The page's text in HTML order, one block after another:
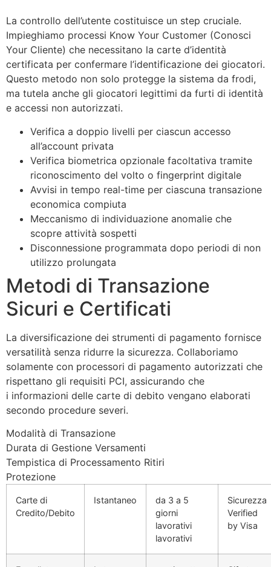
La controllo dell’utente costituisce un step cruciale.
Impieghiamo processi Know Your Customer (Conosci
Your Cliente) che necessitano la carte d’identità
certificata per confermare l’identificazione dei giocatori.
Questo metodo non solo protegge la sistema da frodi,
ma tutela anche gli giocatori legittimi da furti di identità
e accessi non autorizzati.
Verifica a doppio livelli per ciascun accesso
all’account privata
Verifica biometrica opzionale facoltativa tramite
riconoscimento del volto o fingerprint digitale
Avvisi in tempo real-time per ciascuna transazione
economica compiuta
Meccanismo di individuazione anomalie che
scopre attività sospetti
Disconnessione programmata dopo periodi di non
utilizzo prolungata
Metodi di Transazione
Sicuri e Certificati
La diversificazione dei strumenti di pagamento fornisce
versatilità senza ridurre la sicurezza. Collaboriamo
solamente con processori di pagamento autorizzati che
rispettano gli requisiti PCI, assicurando che
i informazioni delle carte di debito vengano elaborati
secondo procedure severi.
Modalità di Transazione
Durata di Gestione Versamenti
Tempistica di Processamento Ritiri
Protezione
Carte di
Credito/Debito
Istantaneo
da 3 a 5
giorni
lavorativi
lavorativi
Sicurezza
Verified
by Visa